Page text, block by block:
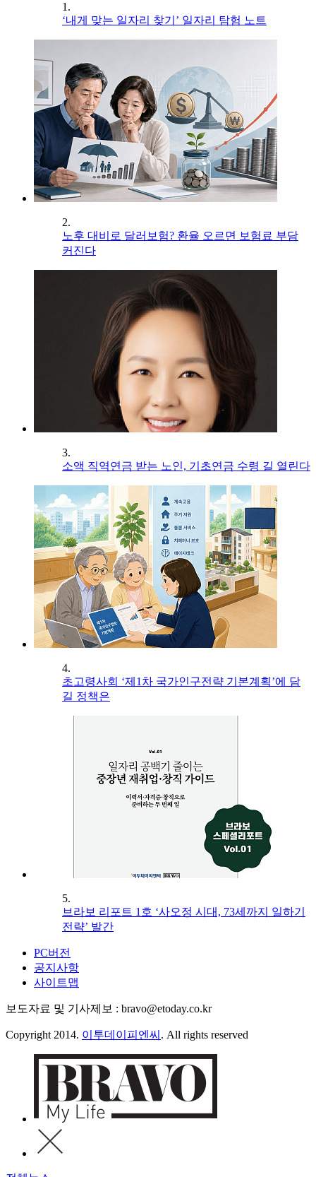
1.
‘내게 맞는 일자리 찾기’ 일자리 탐험 노트
2.
노후 대비로 달러보험? 환율 오르면 보험료 부담
커진다
3.
소액 직역연금 받는 노인, 기초연금 수령 길 열린다
4.
초고령사회 ‘제1차 국가인구전략 기본계획’에 담
길 정책은
5.
브라보 리포트 1호 ‘사오정 시대, 73세까지 일하기
전략’ 발간
PC버전
공지사항
사이트맵
보도자료 및 기사제보 : bravo@etoday.co.kr
Copyright 2014. 이투데이피엔씨 . All rights reserved